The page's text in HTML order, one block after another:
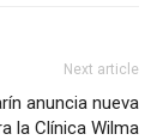
Next article
anuncia nueva
la Clínica Wilma